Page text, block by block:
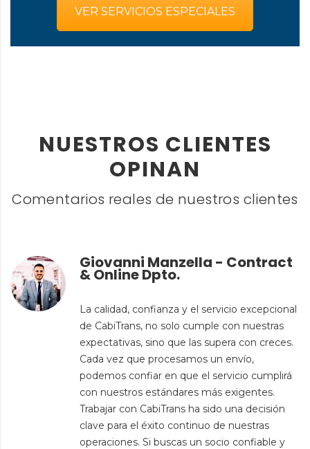
VER SERVICIOS ESPECIALES
NUESTROS CLIENTES
OPINAN
Comentarios reales de nuestros clientes
Giovanni Manzella - Contract
& Online Dpto.
La calidad, confianza y el servicio excepcional
de CabiTrans, no solo cumple con nuestras
expectativas, sino que las supera con creces.
Cada vez que procesamos un envío,
podemos confiar en que el servicio cumplirá
con nuestros estándares más exigentes.
Trabajar con CabiTrans ha sido una decisión
clave para el éxito continuo de nuestras
operaciones. Si buscas un socio confiable y